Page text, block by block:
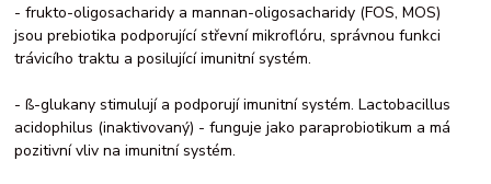
- frukto-oligosacharidy a mannan-oligosacharidy (FOS, MOS)
jsou prebiotika podporující střevní mikroflóru, správnou funkci
trávicího traktu a posilující imunitní systém.
- ß-glukany stimulují a podporují imunitní systém. Lactobacillus
acidophilus (inaktivovaný) - funguje jako paraprobiotikum a má
pozitivní vliv na imunitní systém.